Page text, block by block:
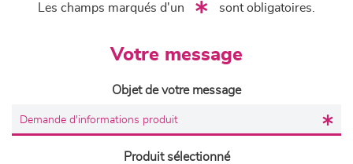
Les champs marqués d'un sont obligatoires.
Votre message
Objet de votre message
Produit sélectionné